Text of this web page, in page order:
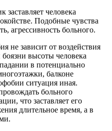
человека
Подобные чувства
агрессивность больного.
не зависит от воздействия
высоты человека
в потенциально
балконе
ситуация иная.
больного
что заставляет его
длительное время, а в